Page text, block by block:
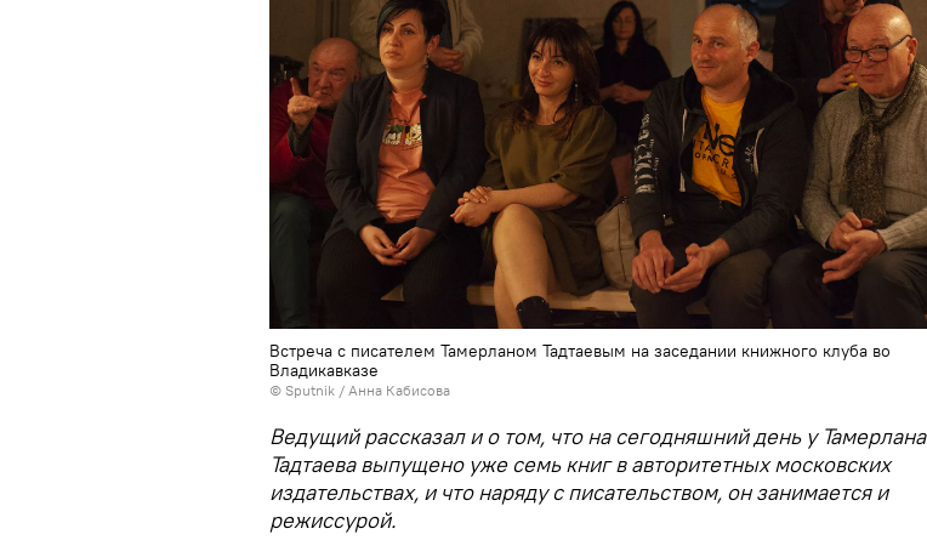
Встреча с писателем Тамерланом Тадтаевым на заседании книжного клуба во
Владикавказе
© Sputnik / Анна Кабисова
Ведущий рассказал и о том, что на сегодняшний день у Тамерлана
Тадтаева выпущено уже семь книг в авторитетных московских
издательствах, и что наряду с писательством, он занимается и
режиссурой.